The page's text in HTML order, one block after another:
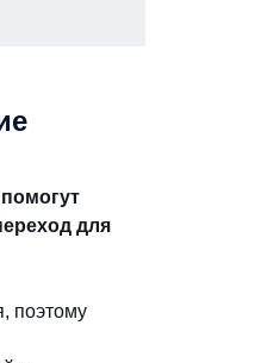
для
поэтому